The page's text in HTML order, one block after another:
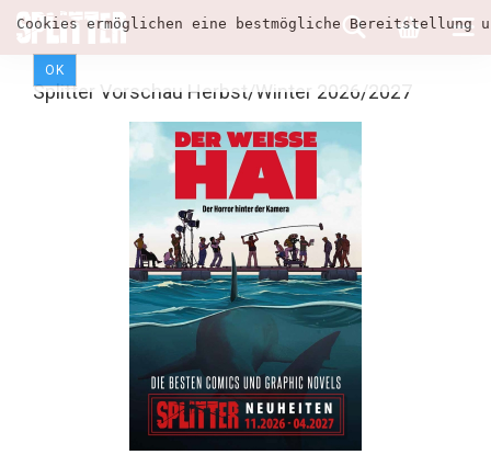
Cookies ermöglichen eine bestmögliche
OK
Splitter Vorschau Herbst/Winter 2026/2027